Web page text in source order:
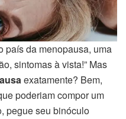
país da menopausa, uma
sintomas à vista!” Mas
exatamente? Bem,
poderiam compor um
pegue seu binóculo